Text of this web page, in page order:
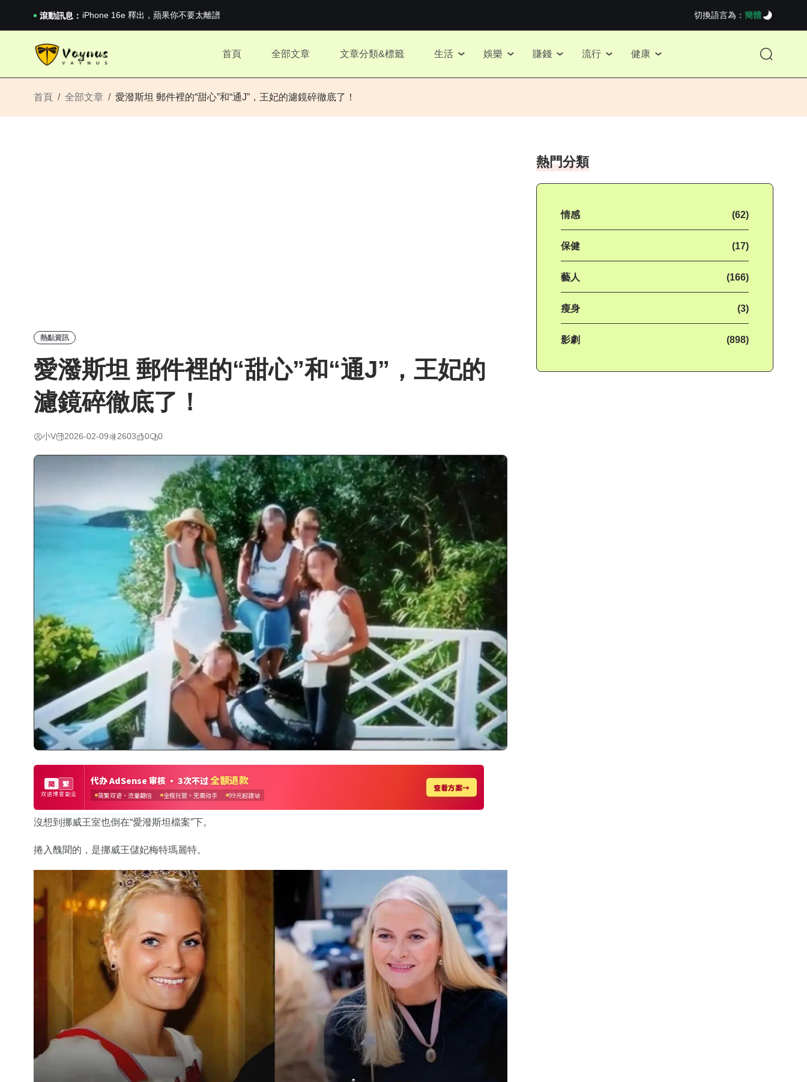
滾動訊息： 2026澳網男單收官：全滿貫對上全滿亞，德約...
《巔峰守衛 Highguard》正式上線，官...
2026澳網男單收官：全滿貫對上全滿亞，德約...
切換語言為： 簡體
首頁 全部文章 文章分類&標籤 生活 娛樂 賺錢 流行 健康
首頁 全部文章 愛潑斯坦 郵件裡的“甜心”和“通J”，王妃的濾鏡碎徹底了！
熱點資訊
愛潑斯坦 郵件裡的“甜心”和“通J”，王妃的
濾鏡碎徹底了！
小V 2026-02-09 2603 0 0
沒想到挪威王室也倒在“愛潑斯坦檔案”下。
捲入醜聞的，是挪威王儲妃梅特瑪麗特。
熱門分類
情感 (62)
保健 (17)
藝人 (166)
瘦身 (3)
影劇 (898)